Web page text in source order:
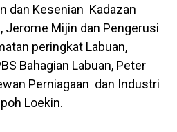
dan Kesenian Kadazan
Jerome Mijin dan Pengerusi
peringkat Labuan,
Bahagian Labuan, Peter
Perniagaan dan Industri
Loekin.